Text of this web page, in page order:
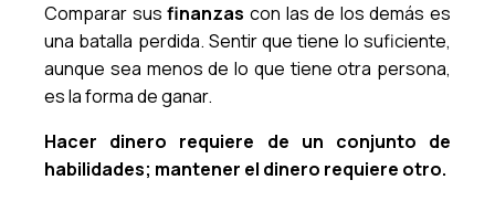
Comparar susfinanzas con las de los demás es
una batalla perdida. Sentir que tiene lo suficiente,
aunque sea menos de lo que tiene otra persona,
es la forma de ganar.
Hacer dinero requiere de un conjunto de
habilidades; mantener el dinero requiere otro.